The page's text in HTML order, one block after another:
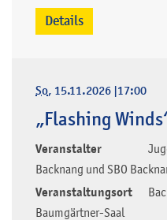
Details
So, 15.11.2026 |17:00
„Flashing
Veranstalter
Backnang und SBO
Veranstaltungsort
Baumgärtner-Saal